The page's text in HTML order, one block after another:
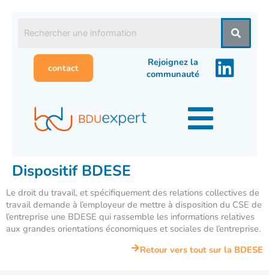
contenu
contact
Rejoignez la
communauté
Dispositif BDESE
Le droit du travail, et spécifiquement des relations collectives de
travail demande à l’employeur de mettre à disposition du CSE de
l’entreprise une BDESE qui rassemble les informations relatives
aux grandes orientations économiques et sociales de l’entreprise.
Retour vers tout sur la BDESE